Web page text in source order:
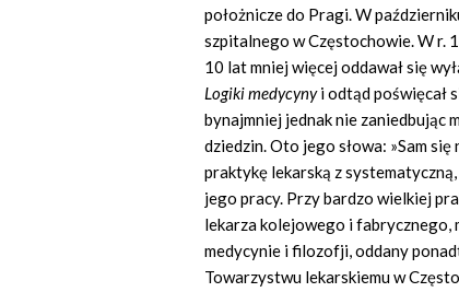
położnicze do Pragi. W
szpitalnego w Częstochowie. W r.
10 lat mniej więcej oddawał się
Logiki medycynyi odtąd poświęcał
bynajmniej jednak nie zaniedbując
dziedzin. Oto jego słowa: »Sam
praktykę lekarską z
jego pracy. Przy bardzo wielkiej
lekarza kolejowego i fabrycznego,
medycynie i filozofji, oddany
Towarzystwu lekarskiemu w